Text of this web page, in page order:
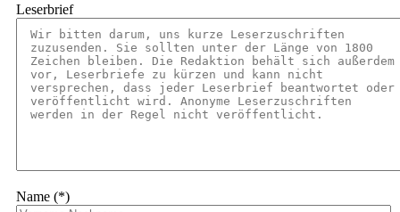
Leserbrief
Name (*)